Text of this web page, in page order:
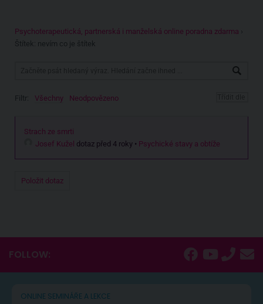
Psychoterapeutická, partnerská i manželská online poradna zdarma ›
Štítek: nevím co je štítek
Filtr: Všechny Neodpovězeno
Strach ze smrti
Josef Kužel dotaz před 4 roky • Psychické stavy a obtíže
Položit dotaz
FOLLOW:
ONLINE SEMINÁŘE A LEKCE